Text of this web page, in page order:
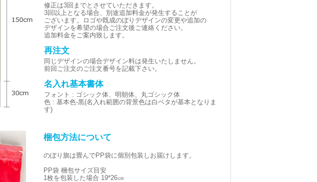
修正は3回までとさせていただきます。
3回以上となる場合、別途追加料金が発生することが
ございます。ロゴや既成のぼりデザインの変更や追加の
デザインを希望の場合ご注文後ご連絡ください。
追加料金をご案内致します。
再注文
同じデザインの場合デザイン料は発生いたしません。
前回ご注文のご注文番号を記載下さい。
名入れ基本書体
フォント : ゴシック体、明朝体、丸ゴシック体
色 : 基本色-黒(名入れ範囲の背景色は白ベタが基本となりま
す)
梱包方法について
のぼり旗は畳んでPP袋に個別包装しお届けします。
PP袋 梱包サイズ目安
1枚を包装した場合 19*26㎝